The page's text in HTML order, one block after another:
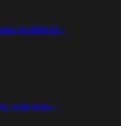
V4 2010-23 –
R1M 2015+ –